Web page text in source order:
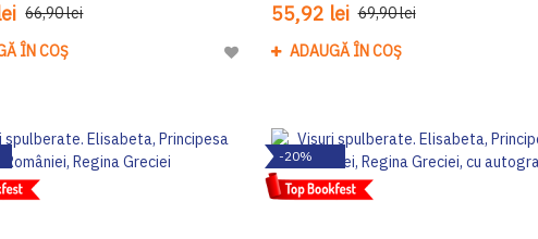
66,90 lei
ÎN COȘ
Adaugă
de
Dorinte
55,92 lei 69,90 lei
ADAUGĂ ÎN COȘ
-20%